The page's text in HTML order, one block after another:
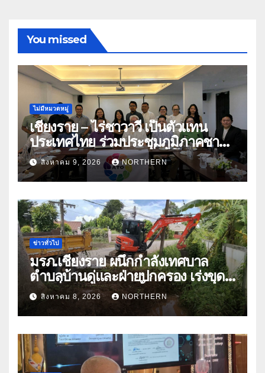
You missed
ไม่มีหมวดหมู่
เชียงราย – ไร่ชาวาวี เป็นตัวแทน
ประเทศไทย ร่วมประชุมภูมิภาคชา
อาเซียน ATO 2026 ที่อินโดนีเซีย
หารืออนาคตอุตสาหกรรมชา
ท่ามกลางความท้าทายโลก
สิงหาคม 9, 2026 NORTHERN
ข่าวทั่วไป
มรภ.เชียงราย ผนึกกำลังเทศบาล
ตำบลบ้านดู่และฝ่ายปกครอง เร่งขุด
ลอกสิ่งกีดขวางทางน้ำ ป้องกันและลด
ปัญหาน้ำท่วม
สิงหาคม 8, 2026 NORTHERN